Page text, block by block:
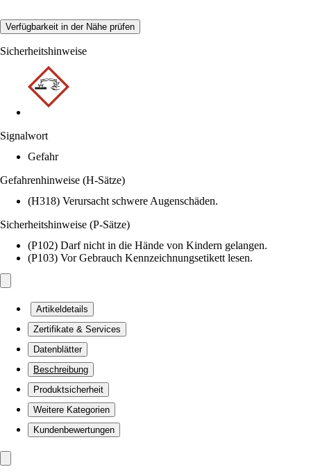
Verfügbarkeit in der Nähe prüfen
Sicherheitshinweise
Signalwort
Gefahr
Gefahrenhinweise (H-Sätze)
(H318) Verursacht schwere Augenschäden.
Sicherheitshinweise (P-Sätze)
(P102) Darf nicht in die Hände von Kindern gelangen.
(P103) Vor Gebrauch Kennzeichnungsetikett lesen.
Artikeldetails
Zertifikate & Services
Datenblätter
Beschreibung
Produktsicherheit
Weitere Kategorien
Kundenbewertungen